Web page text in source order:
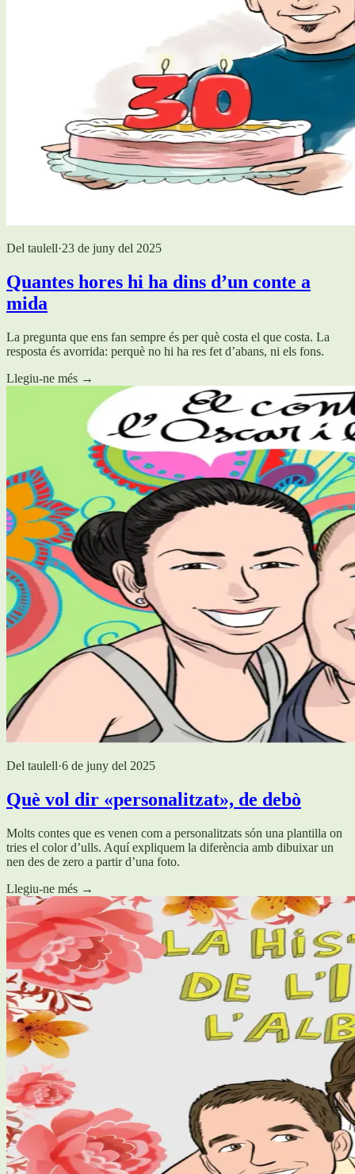
Del taulell·23 de juny del 2025
Quantes hores hi ha dins d’un conte a
mida
La pregunta que ens fan sempre és per què costa el que costa. La
resposta és avorrida: perquè no hi ha res fet d’abans, ni els fons.
Llegiu-ne més →
Del taulell·6 de juny del 2025
Què vol dir «personalitzat», de debò
Molts contes que es venen com a personalitzats són una plantilla on
tries el color d’ulls. Aquí expliquem la diferència amb dibuixar un
nen des de zero a partir d’una foto.
Llegiu-ne més →